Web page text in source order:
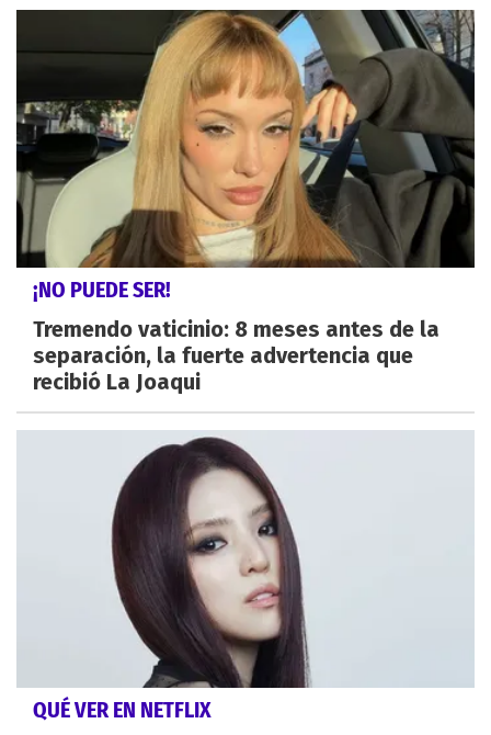
¡NO PUEDE SER!
Tremendo vaticinio: 8 meses antes de la
separación, la fuerte advertencia que
recibió La Joaqui
QUÉ VER EN NETFLIX